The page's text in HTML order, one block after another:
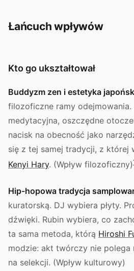
Łańcuch wpływów
Kto go ukształtował
Buddyzm zen i estetyka
filozoficzne ramy
medytacyjna, oszczędne
nacisk na obecność jako
się z tej samej tradycji, z której
Kenyi Hary. (Wpływ filozoficzny)
Hip-hopowa tradycja
kuratorską. DJ wybiera płyty.
dźwięki. Rubin wybiera, co
ta sama metoda, którą Hiroshi
modzie: akt twórczy nie polega
na selekcji. (Wpływ kulturowy)